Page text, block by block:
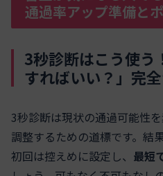
通過率アップ準備と
3秒診断はこう使う
すればいい？」完
3秒診断は現状の通過可能性
調整するための道標です。結
初回は控えめに設定し、 最短